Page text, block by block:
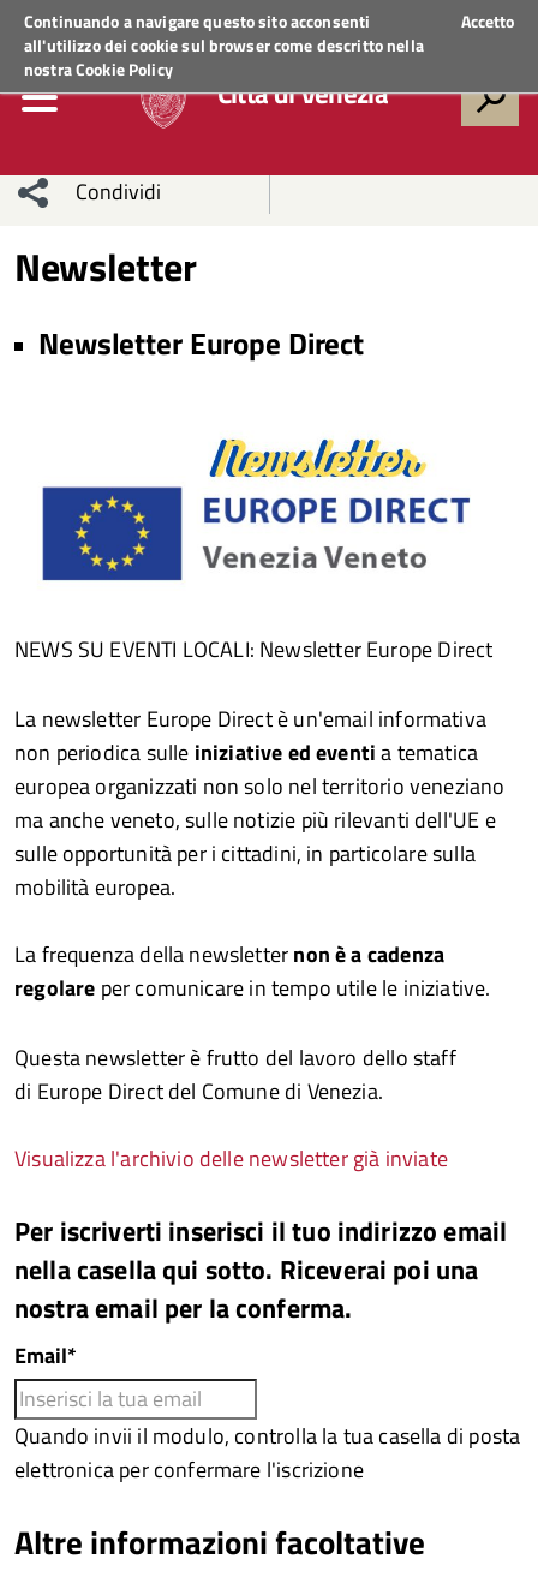
Continuando a navigare questo sito acconsenti
all'utilizzo dei cookie sul browser come descritto nella
nostraCookie Policy
Accetto
Regione VenetoACCEDI AI SERVIZI
Città di Venezia
Condividi
network
Condividi
Facebook
su
Condividi
Facebook
su
Whatsapp
Newsletter
Newsletter Europe Direct
NEWS SU EVENTI LOCALI: Newsletter Europe Direct
La newsletter Europe Direct è un'email informativa
non periodica sulle iniziative ed eventia tematica
europea organizzati non solo nel territorio veneziano
ma anche veneto, sulle notizie più rilevanti dell'UE e
sulle opportunità per i cittadini, in particolare sulla
mobilità europea.
La frequenza della newsletternon è a cadenza
regolare per comunicare in tempo utile le iniziative.
Questa newsletter è frutto del lavoro dello staff
di Europe Direct del Comune di Venezia.
Visualizza l'archivio delle newsletter già inviate
Per iscriverti inserisci il tuo indirizzo email
nella casella qui sotto. Riceverai poi una
nostra email per la conferma.
Email*
Quando invii il modulo, controlla la tua casella di posta
elettronica per confermare l'iscrizione
Altre informazioni facoltative